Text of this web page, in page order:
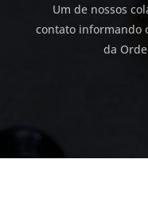
Um de nossos
contato informando
da